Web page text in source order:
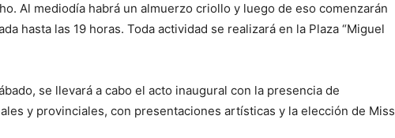
Al mediodía habrá un almuerzo criollo y luego de eso comenzarán
hasta las 19 horas. Toda actividad se realizará en la Plaza “Miguel
se llevará a cabo el acto inaugural con la presencia de
y provinciales, con presentaciones artísticas y la elección de Miss